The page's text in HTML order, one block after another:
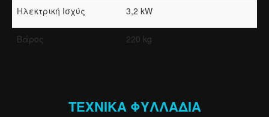
Hλεκτρική Iσχύς 3,2 kW
Βάρος 220 kg
ΤΕΧΝΙΚΑ ΦΥΛΛΑΔΙΑ